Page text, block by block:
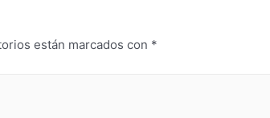
están marcados con *